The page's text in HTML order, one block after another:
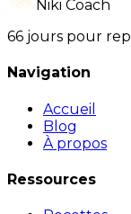
Niki Coach
66 jours pour
Navigation
Accueil
Blog
À propos
Ressources